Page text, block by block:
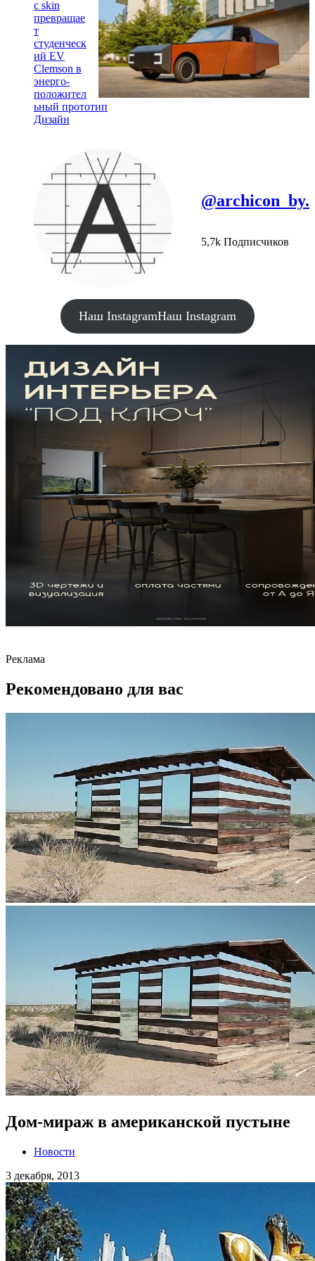
c skin
превращае
т
студенческ
ий EV
Clemson в
энерго-
положител
ьный прототип
Дизайн
@archicon_by.
5,7k Подписчиков
Наш InstagramНаш Instagram
Реклама
Рекомендовано для вас
Дом-мираж в американской пустыне
Новости
3 декабря, 2013